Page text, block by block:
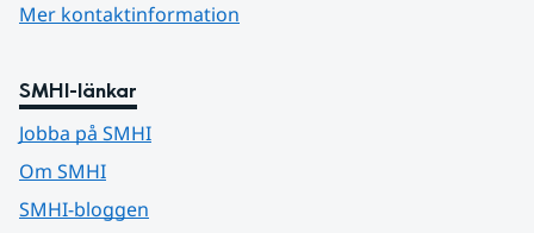
Mer kontaktinformation
SMHI-länkar
Jobba på SMHI
Om SMHI
SMHI-bloggen